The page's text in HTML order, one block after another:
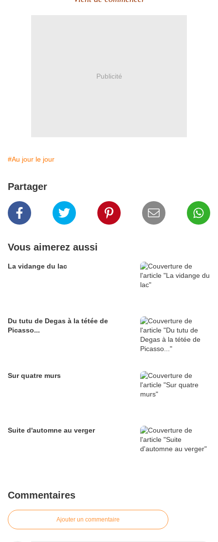
Publicité
#Au jour le jour
Partager
Vous aimerez aussi
La vidange du lac
Du tutu de Degas à la tétée de
Picasso...
Sur quatre murs
Suite d'automne au verger
Commentaires
Ajouter un commentaire